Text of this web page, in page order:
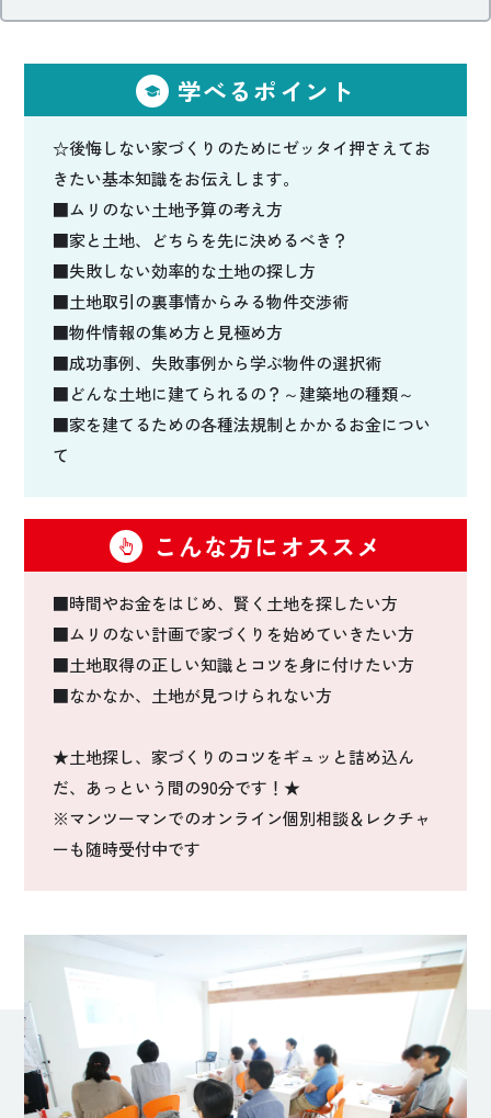
学べるポイント
☆後悔しない家づくりのためにゼッタイ押さえてお
きたい基本知識をお伝えします。
■ムリのない土地予算の考え方
■家と土地、どちらを先に決めるべき？
■失敗しない効率的な土地の探し方
■土地取引の裏事情からみる物件交渉術
■物件情報の集め方と見極め方
■成功事例、失敗事例から学ぶ物件の選択術
■どんな土地に建てられるの？～建築地の種類～
■家を建てるための各種法規制とかかるお金につい
て
こんな方にオススメ
■時間やお金をはじめ、賢く土地を探したい方
■ムリのない計画で家づくりを始めていきたい方
■土地取得の正しい知識とコツを身に付けたい方
■なかなか、土地が見つけられない方
★土地探し、家づくりのコツをギュッと詰め込ん
だ、あっという間の90分です！★
※マンツーマンでのオンライン個別相談＆レクチャ
ーも随時受付中です